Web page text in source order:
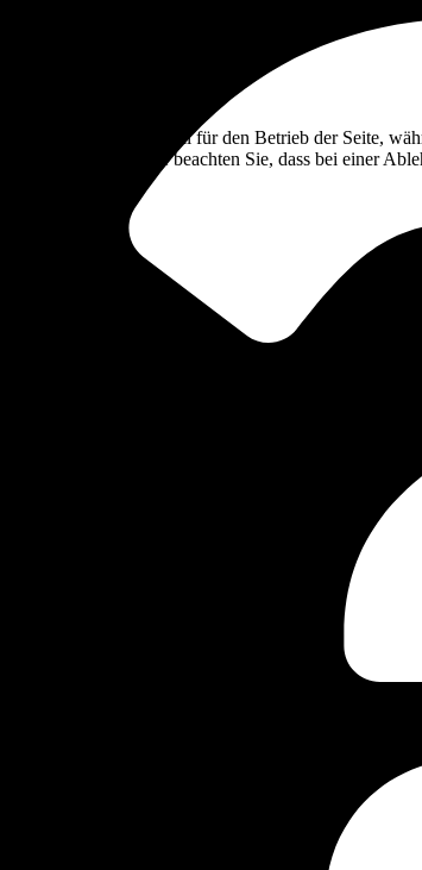
ihnen sind essenziell für den Betrieb der Seite,
möchten. Bitte beachten Sie, dass bei einer